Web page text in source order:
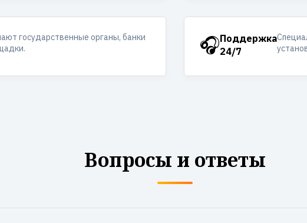
государственные органы, банки
🎧Поддержка
24/7
Вопросы и ответы